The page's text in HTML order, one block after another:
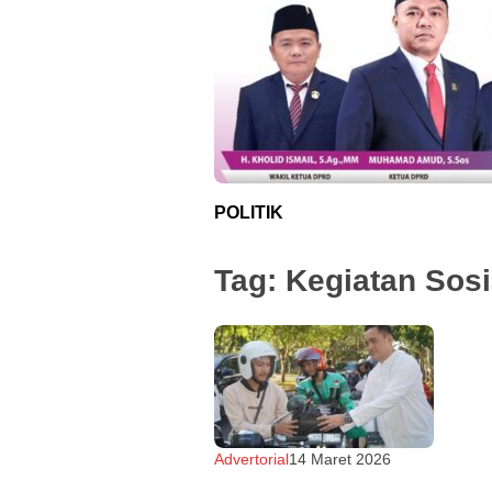
POLITIK
Tag: Kegiatan
Advertorialfakta26
14 Maret 2026